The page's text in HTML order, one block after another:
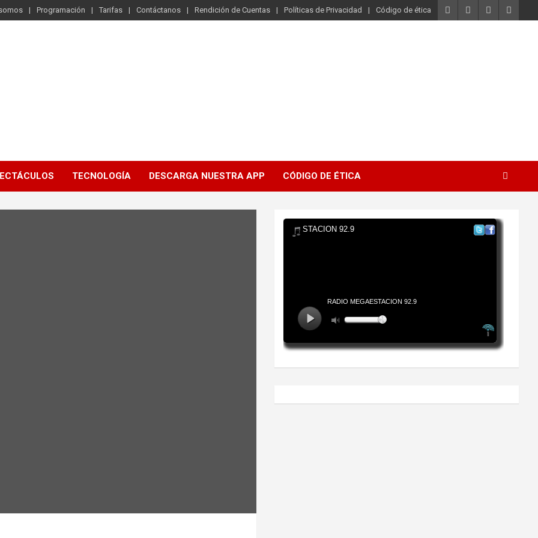
Programación Tarifas Contáctanos Rendición de Cuentas Políticas de Privacidad Código de ética
TECNOLOGÍA DESCARGA NUESTRA APP CÓDIGO DE ÉTICA